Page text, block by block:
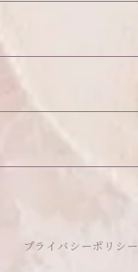
プライバシーポリシー